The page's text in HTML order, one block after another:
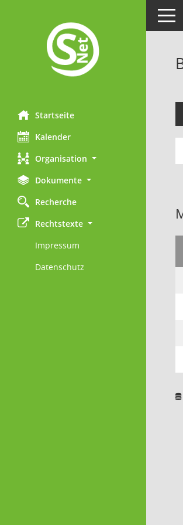
Startseite
Kalender
Organisation
Dokumente
Recherche
Rechtstexte
Impressum
Datenschutz